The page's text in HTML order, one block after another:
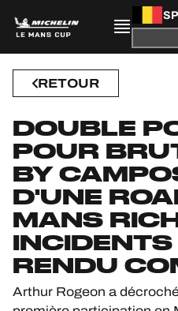
ACTUALITÉS
SAISON
CLASSEMENTS
RÉSULTATS
PARTICIPANTS
RETOUR
DOUBLE
POUR
BY
D'UNE
MANS
RENDU
Arthur Rogeon a